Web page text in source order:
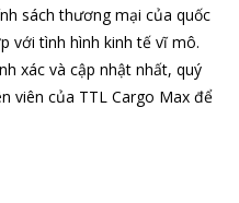
sách thương mại của quốc
với tình hình kinh tế vĩ mô.
xác và cập nhật nhất, quý
viên của TTL Cargo Max để